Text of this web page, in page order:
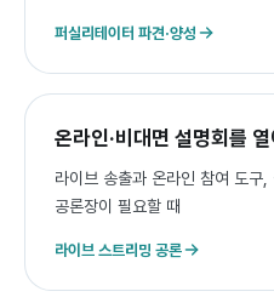
퍼실리테이터 파견·양성
온라인·비대면 설명회를
라이브 송출과 온라인 참여 도구
공론장이 필요할 때
라이브 스트리밍 공론